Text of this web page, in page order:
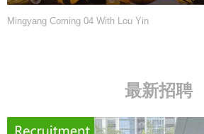
Mingyang Coming 04 With Lou Yin
最新招聘